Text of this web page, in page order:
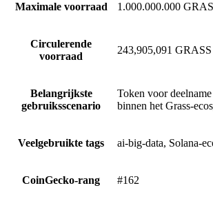
Maximale voorraad 1.000.000.000
Circulerende
voorraad
243,905,091 GRASS
Belangrijkste
gebruiksscenario
Token voor
binnen het Grass-
Veelgebruikte tags ai-big-data, Solana-
CoinGecko-rang #162